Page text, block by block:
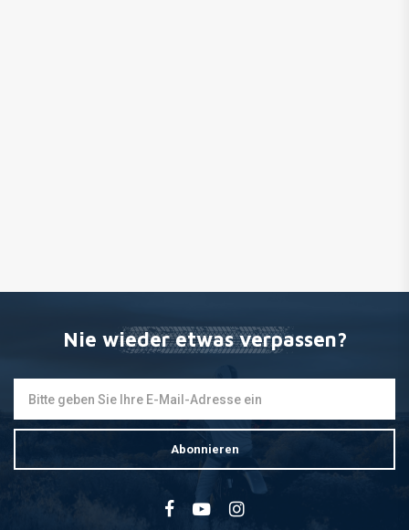
Nie wieder etwas verpassen?
Abonnieren